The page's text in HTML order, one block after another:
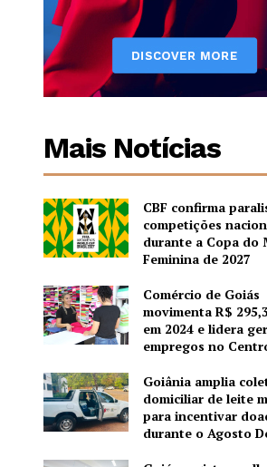
Mais Notícias
CBF confirma
competições
durante a Copa do
Feminina de 2027
Comércio de Goiás
movimenta R$
em 2024 e lidera
empregos no
Goiânia amplia
domiciliar de leite
para incentivar
durante o Agosto